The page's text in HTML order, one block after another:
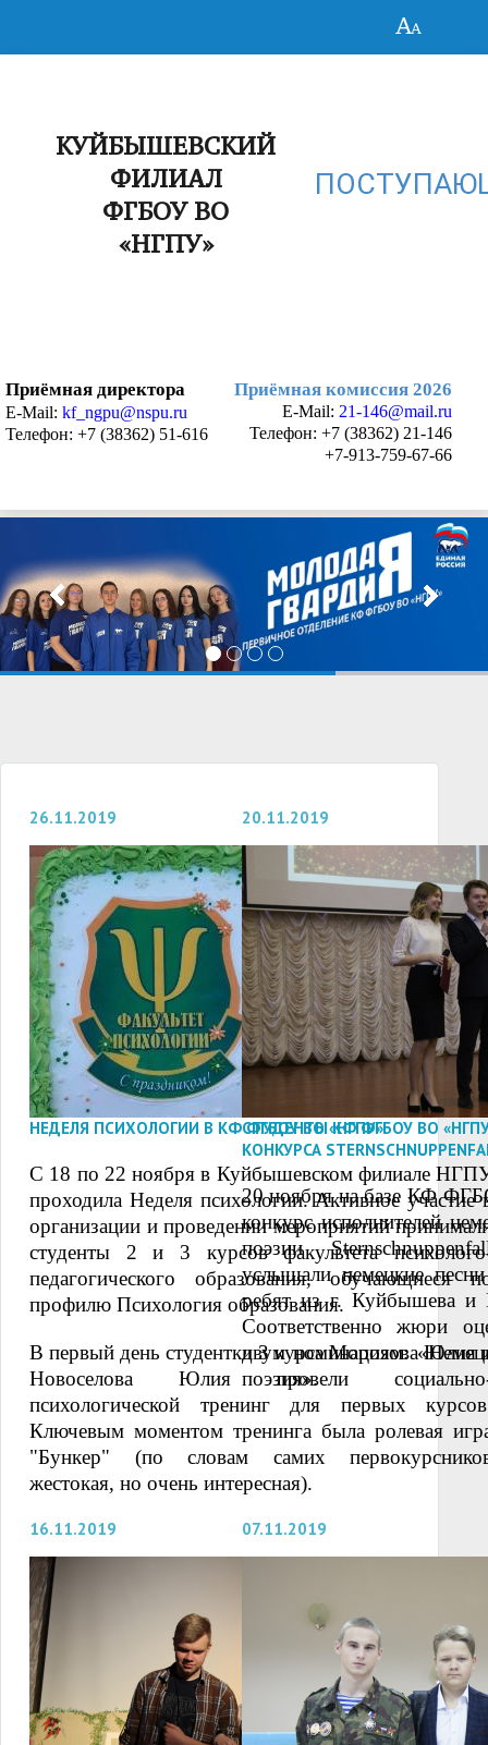
КУЙБЫШЕВСКИЙ
ФИЛИАЛ
ФГБОУ ВО
«НГПУ»
Приёмная директора
E-Mail: kf_ngpu@nspu.ru
Телефон: +7 (38362) 51-616
Приёмная комиссия 2026
E-Mail: 21-146@mail.ru
Телефон: +7 (38362) 21-146
+7-913-759-67-66
26.11.2019
НЕДЕЛЯ ПСИХОЛОГИИ В КФ ФГБОУ ВО «НГПУ»
С 18 по 22 ноября в Куйбышевском филиале
проходила Неделя психологии. Активное участие
организации и проведении мероприятий
студенты 2 и 3 курсов факультета
педагогического образования, обучающиеся
профилю Психология образования.
В первый день студентки 3 курса Морозова Юлия
Новоселова Юлия провели
психологической тренинг для первых
Ключевым моментом тренинга была ролевая
"Бункер" (по словам самих
жестокая, но очень интересная).
20.11.2019
СТУДЕНТЫ КФ ФГБОУ ВО
КОНКУРСА
20 ноября на базе КФ
конкурс исполнителей
поэзии
услышали немецкие
ребят из г. Куйбышева и
Соответственно жюри
двум номинациям:
поэзия».
16.11.2019 07.11.2019